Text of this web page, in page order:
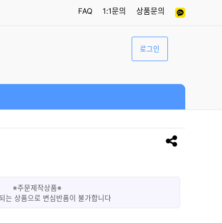
FAQ 1:1문의 상품문의
로그인
※주문제작상품※
는 상품으로 변심반품이 불가합니다